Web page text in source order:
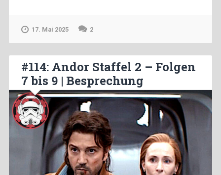
17. Mai 2025 2
#114: Andor Staffel 2 – Folgen
7 bis 9 | Besprechung